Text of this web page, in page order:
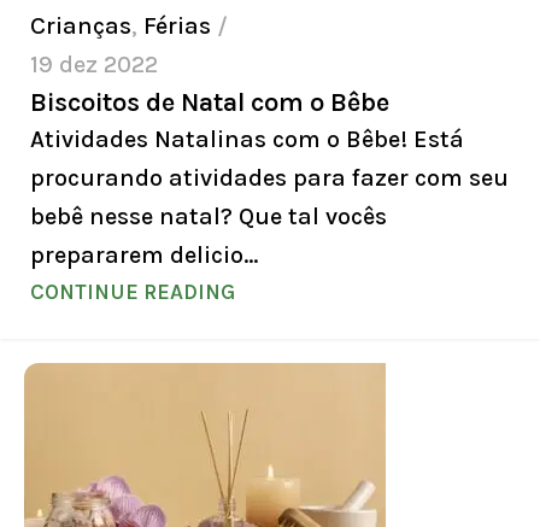
Crianças, Férias
19 dez 2022
Biscoitos de Natal com o Bêbe
Atividades Natalinas com o Bêbe! Está
procurando atividades para fazer com seu
bebê nesse natal? Que tal vocês
prepararem delicio...
CONTINUE READING